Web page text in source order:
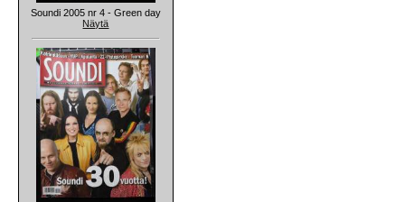
Soundi 2005 nr 4 - Green day
Näytä